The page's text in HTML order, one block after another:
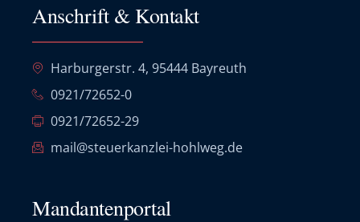
Anschrift & Kontakt
Harburgerstr. 4, 95444 Bayreuth
0921/72652-0
0921/72652-29
mail@steuerkanzlei-hohlweg.de
Mandantenportal